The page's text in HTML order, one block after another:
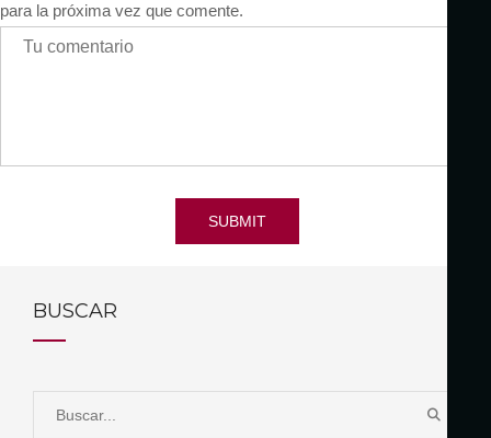
para la próxima vez que comente.
SUBMIT
BUSCAR
B